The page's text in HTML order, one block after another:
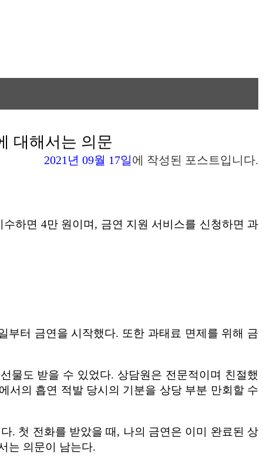
대해서는 의문
2021년 09월 17일에 작성된 포스트입니다.
하면 4만 원이며, 금연 지원 서비스를 신청하면 과
부터 금연을 시작했다. 또한 과태료 면제를 위해 금
물도 받을 수 있었다. 상담원은 전문적이며 친절했
서의 흡연 적발 당시의 기분을 상당 부분 만회할 수
. 첫 전화를 받았을 때, 나의 금연은 이미 완료된 상
는 의문이 남는다.